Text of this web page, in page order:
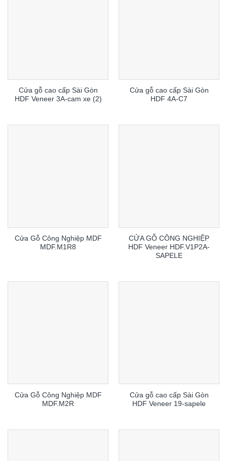
Cửa gỗ cao cấp Sài Gòn
HDF Veneer 3A-cam xe (2)
Cửa gỗ cao cấp Sài Gòn
HDF 4A-C7
Cửa Gỗ Công Nghiệp MDF
MDF.M1R8
CỬA GỖ CÔNG NGHIỆP
HDF Veneer HDF.V1P2A-
SAPELE
Cửa Gỗ Công Nghiệp MDF
MDF.M2R
Cửa gỗ cao cấp Sài Gòn
HDF Veneer 19-sapele